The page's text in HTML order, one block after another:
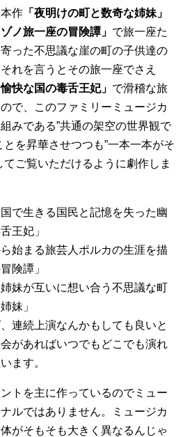
作 「夜明けの町と数奇な姉妹」
ゾノ旅一座の冒険譚」 で旅一座た
った不思議な崖の町の子供達の
れを言うとその旅一座でさえ
愉快な国の毒舌王妃」 で滑稽な旅
で、このファミリーミュージカ
みである”共通の架空の世界観で
を昇華させつつも”一本一本がそ
ご覧いただけるように劇作しま
で生きる国民と記憶を失った幽
王妃」
始まる旅芸人ポルカの生涯を描
険譚」
妹が互いに想い合う不思議な町
妹」
連続上演なんかもしても良いと
があればいつでもどこでも演れ
ます。
トを主に作っているのでミュー
ルではありません。ミュージカ
がそもそも大きく異なるんじゃ